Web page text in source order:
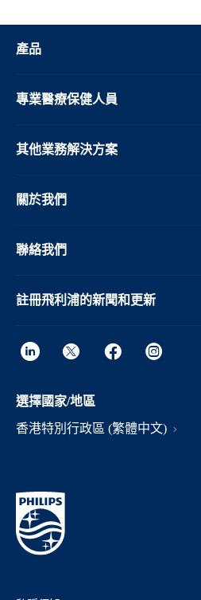
產品
專業醫療保健人員
其他業務解決方案​
關於我們
聯絡我們
註冊飛利浦的新聞和更新
選擇國家/地區
香港特別行政區 (繁體中文)